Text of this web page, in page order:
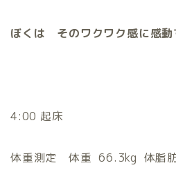
ぼくは そのワクワク感に感動
4:00 起床
体重測定 体重 66.3kg 体脂